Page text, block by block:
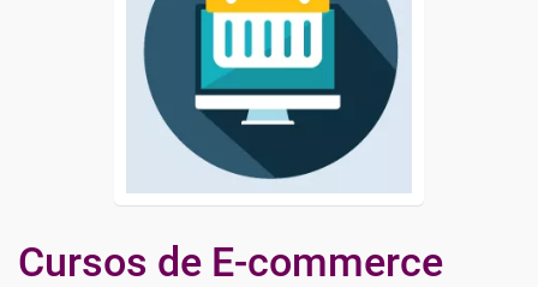
Cursos de E-commerce